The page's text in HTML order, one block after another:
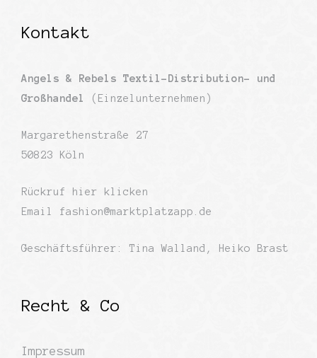
Kontakt
Angels & Rebels Textil-Distribution- und
Großhandel
(Einzelunternehmen)
Margarethenstraße 27
50823 Köln
Rückruf
hier klicken
Email fashion@marktplatzapp.de
Geschäftsführer: Tina Walland, Heiko Brast
Recht & Co
Impressum